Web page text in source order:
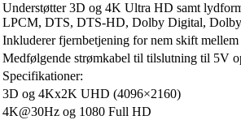
Understøtter 3D og 4K Ultra HD samt
LPCM, DTS, DTS-HD, Dolby Digital,
Inkluderer fjernbetjening for nem skift
Medfølgende strømkabel til tilslutning til 5V
Specifikationer:
3D og 4Kx2K UHD (4096×2160)
4K@30Hz og 1080 Full HD